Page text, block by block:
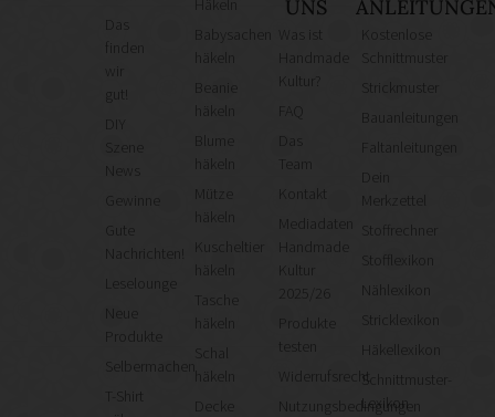
finden
gut!
News
Gute
Nachrichten!
Leselounge
Neue
Produkte
Selbermachen
T-Shirt
häkeln
häkeln
Mütze
häkeln
Kuscheltier
häkeln
Tasche
häkeln
UNS
Was ist
Kultur?
Team
Kontakt
Mediadaten
Kultur
2025/26
Produkte
testen
Widerrufsrecht
Nutzungsbedingungen
Kostenlose
Schnittmuster
Strickmuster
Bauanleitungen
Faltanleitungen
Merkzettel
Stoffrechner
Stofflexikon
Nählexikon
Stricklexikon
Häkellexikon
Schnittmuster-
Lexikon